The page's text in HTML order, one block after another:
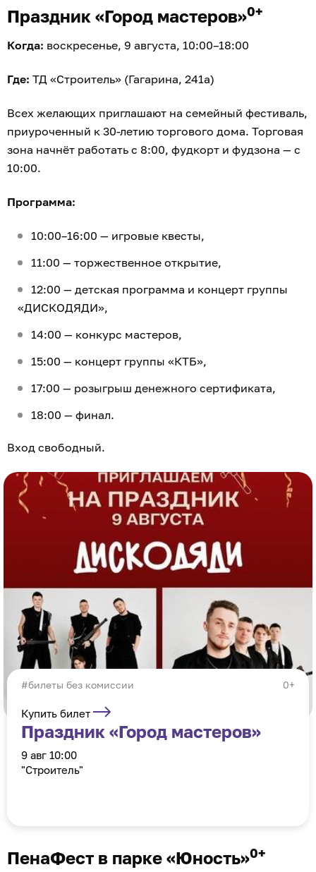
Праздник «Город мастеров»0+
Когда: воскресенье, 9 августа, 10:00–18:00
Где: ТД «Строитель» (Гагарина, 241а)
Всех желающих приглашают на семейный фестиваль,
приуроченный к 30-летию торгового дома. Торговая
зона начнёт работать с 8:00, фудкорт и фудзона — с
10:00.
Программа:
10:00–16:00 — игровые квесты,
11:00 — торжественное открытие,
12:00 — детская программа и концерт группы
«ДИСКОДЯДИ»,
14:00 — конкурс мастеров,
15:00 — концерт группы «КТБ»,
17:00 — розыгрыш денежного сертификата,
18:00 — финал.
Вход свободный.
0+
#билеты без комиссии
Купить билет
Праздник «Город мастеров»
9 авг 10:00
"Строитель"
ПенаФест в парке «Юность»0+